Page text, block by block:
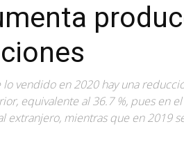
vendido en 2020 hay una
equivalente al 36.7 %, pues en
extranjero, mientras que en 2019